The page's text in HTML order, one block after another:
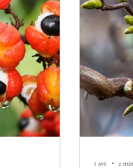
1 avr. 2